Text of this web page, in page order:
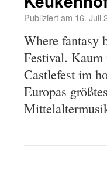
Publiziert am 16. Juli
Where fantasy
Festival. Kaum
Castlefest im
Europas